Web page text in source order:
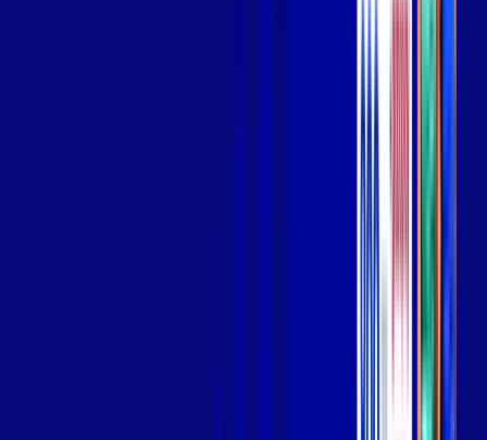
Wi-fi de alta performance para curtir e compartilhar à vontade